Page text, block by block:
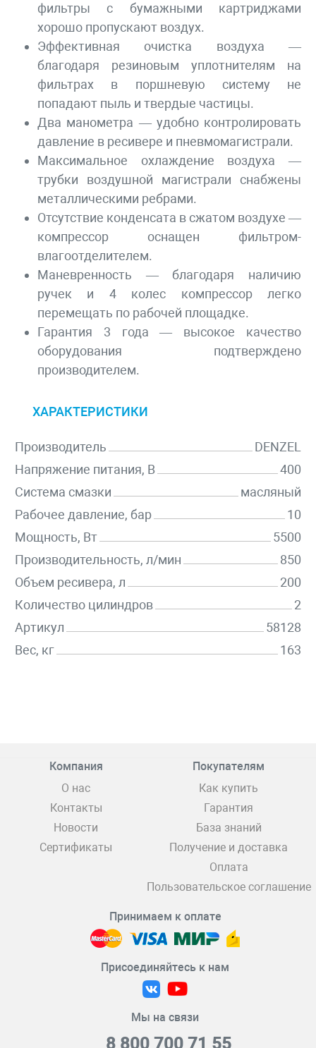
фильтры с бумажными картриджами
хорошо пропускают воздух.
Эффективная очистка воздуха —
благодаря резиновым уплотнителям на
фильтрах в поршневую систему не
попадают пыль и твердые частицы.
Два манометра — удобно контролировать
давление в ресивере и пневмомагистрали.
Максимальное охлаждение воздуха —
трубки воздушной магистрали снабжены
металлическими ребрами.
Отсутствие конденсата в сжатом воздухе —
компрессор оснащен фильтром-
влагоотделителем.
Маневренность — благодаря наличию
ручек и 4 колес компрессор легко
перемещать по рабочей площадке.
Гарантия 3 года — высокое качество
оборудования подтверждено
производителем.
ХАРАКТЕРИСТИКИ
Производитель
DENZEL
Напряжение питания, В
400
Система смазки
масляный
Рабочее давление, бар
10
Мощность, Вт
5500
Производительность, л/мин
850
Объем ресивера, л
200
Количество цилиндров
2
Артикул
58128
Вес, кг
163
Компания
О нас
Контакты
Новости
Сертификаты
Покупателям
Как купить
Гарантия
База знаний
Получение и доставка
Оплата
Пользовательское соглашение
Принимаем к оплате
Присоединяйтесь к нам
Мы на связи
8 800 700 71 55